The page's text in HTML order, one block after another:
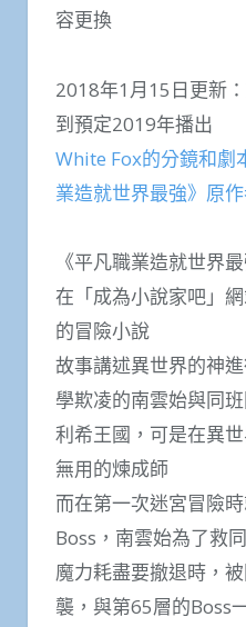
容更換
2018年1月15日更新
到預定2019年播出
White Fox的分鏡和劇
業造就世界最強》原
《平凡職業造就世界
在「成為小說家吧」
的冒險小說
故事講述異世界的神
學欺凌的南雲始與同
利希王國，可是在異
無用的煉成師
而在第一次迷宮冒險
Boss，南雲始為了救
魔力耗盡要撤退時，
襲，與第65層的Boss